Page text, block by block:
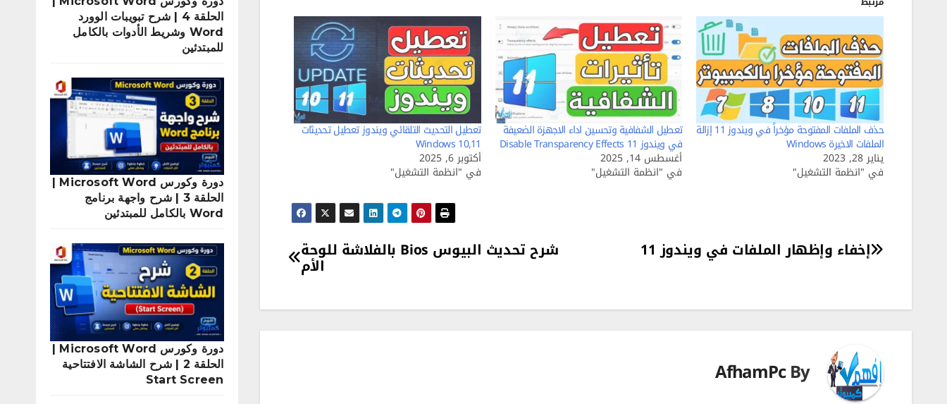
حذف الملفات المفتوحة مؤخراً في ويندوز 11 إزالة
الملفات الاخيرة Windows
يناير 28, 2023
في "انظمة التشغيل"
تعطيل الشفافية وتحسين اداء الاجهزة الضعيفة
في ويندوز 11 Disable Transparency Effects
أغسطس 14, 2025
في "انظمة التشغيل"
تعطيل التحديث التلقائي ويندوز تعطيل تحديثات
Windows 10,11
أكتوبر 6, 2025
في "انظمة التشغيل"
تصفّح شرح تحديث البيوس Bios بالفلاشة للوحة
الأم
إخفاء وإظهار الملفات في ويندوز 11
By
AfhamPc
الحلقة 4 | شرح تبويبات الوورد
Word وشريط الأدوات بالكامل
للمبتدئين
الحلقة 3 | شرح واجهة برنامج
Word بالكامل للمبتدئين
دورة وكورس Microsoft Word |
الحلقة 2 | شرح الشاشة الافتتاحية
Start Screen